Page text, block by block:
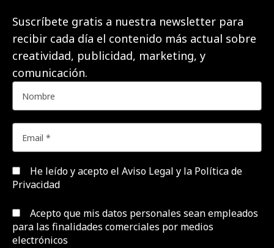
Suscríbete gratis a nuestra newsletter para
recibir cada día el contenido más actual sobre
creatividad, publicidad, marketing, y
comunicación.
He leído y acepto el Aviso Legal y la Política de
Privacidad
Acepto que mis datos personales sean empleados
para las finalidades comerciales por medios
electrónicos